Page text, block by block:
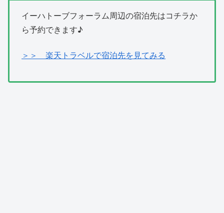
イーハトーブフォーラム周辺の宿泊先はコチラか
ら予約できます♪
＞＞ 楽天トラベルで宿泊先を見てみる